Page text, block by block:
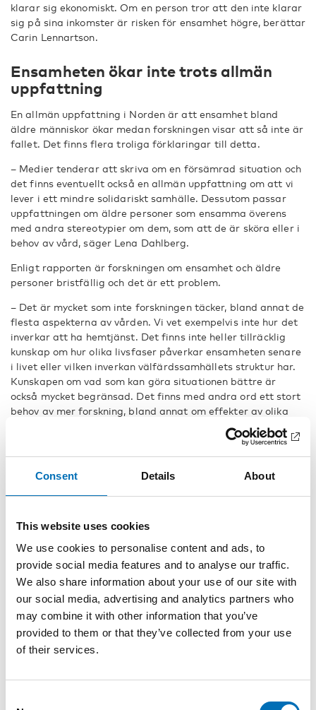
Consent Details About
This website uses cookies
We use cookies to personalise content and ads, to
provide social media features and to analyse our traffic.
We also share information about your use of our site with
our social media, advertising and analytics partners who
may combine it with other information that you’ve
provided to them or that they’ve collected from your use
of their services.
klarar sig ekonomiskt. Om en person tror att den inte klarar
sig på sina inkomster är risken för ensamhet högre, berättar
Carin Lennartson.
Ensamheten ökar inte trots allmän
uppfattning
En allmän uppfattning i Norden är att ensamhet bland
äldre människor ökar medan forskningen visar att så inte är
fallet. Det finns flera troliga förklaringar till detta.
– Medier tenderar att skriva om en försämrad situation och
det finns eventuellt också en allmän uppfattning om att vi
lever i ett mindre solidariskt samhälle. Dessutom passar
uppfattningen om äldre personer som ensamma överens
med andra stereotypier om dem, som att de är sköra eller i
behov av vård, säger Lena Dahlberg.
Enligt rapporten är forskningen om ensamhet och äldre
personer bristfällig och det är ett problem.
– Det är mycket som inte forskningen täcker, bland annat de
flesta aspekterna av vården. Vi vet exempelvis inte hur det
inverkar att ha hemtjänst. Det finns inte heller tillräcklig
kunskap om hur olika livsfaser påverkar ensamheten senare
i livet eller vilken inverkan välfärdssamhällets struktur har.
Kunskapen om vad som kan göra situationen bättre är
också mycket begränsad. Det finns med andra ord ett stort
behov av mer forskning, bland annat om effekter av olika
typer av interventioner riktade till äldre personer som
känner sig ensamma, konstaterar Lena Dahlberg.
Enligt statistik frånEuropean Social Survey
nästan 40 procent av äldre personer i Europa ensamhet
ibland eller oftare under veckan innan mättillfället år
2012.
År 2012 var andelen i åldrarna 60 år eller äldre som
upplevde ensamhet 26,8 procent i Finland, 23,4 procent i
Sverige, 16,5 procent i Norge, 17,1 procent i Danmark och
18,2 procent på Island. I åldersgruppen var det endast en
eller nästan alltid.